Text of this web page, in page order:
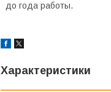
до года работы.
Характеристики